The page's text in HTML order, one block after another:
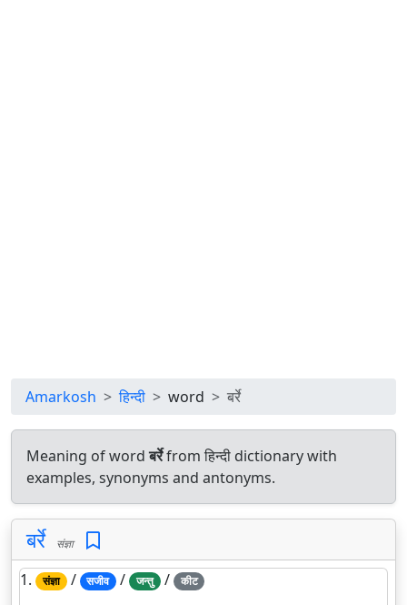
Amarkosh हिन्दी word बर्रे
Meaning of wordबर्रेfrom हिन्दी dictionary with
examples, synonyms and antonyms.
बर्रे संज्ञा
1. संज्ञा / सजीव / जन्तु / कीट